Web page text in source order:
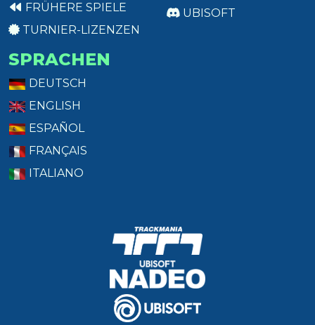
FRÜHERE SPIELE
TURNIER-LIZENZEN
UBISOFT
SPRACHEN
DEUTSCH
ENGLISH
ESPAÑOL
FRANÇAIS
ITALIANO